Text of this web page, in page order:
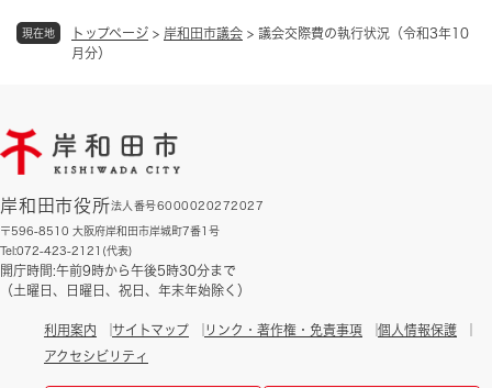
現在地 トップページ > 岸和田市議会 > 議会交際費の執行状況（令和3年10
月分）
岸和田市役所法人番号6000020272027
〒596-8510 大阪府岸和田市岸城町7番1号
Tel:072-423-2121(代表)
開庁時間:午前9時から午後5時30分まで
（土曜日、日曜日、祝日、年末年始除く）
利用案内 サイトマップ リンク・著作権・免責事項
個人情報保護
アクセシビリティ